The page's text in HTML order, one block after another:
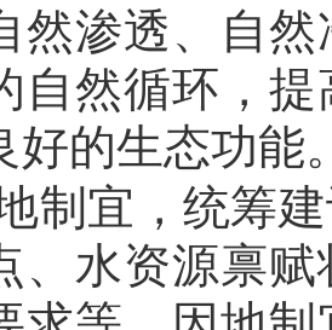
然渗透、自
自然循环，
好的生态功能
制宜，统筹
、水资源禀